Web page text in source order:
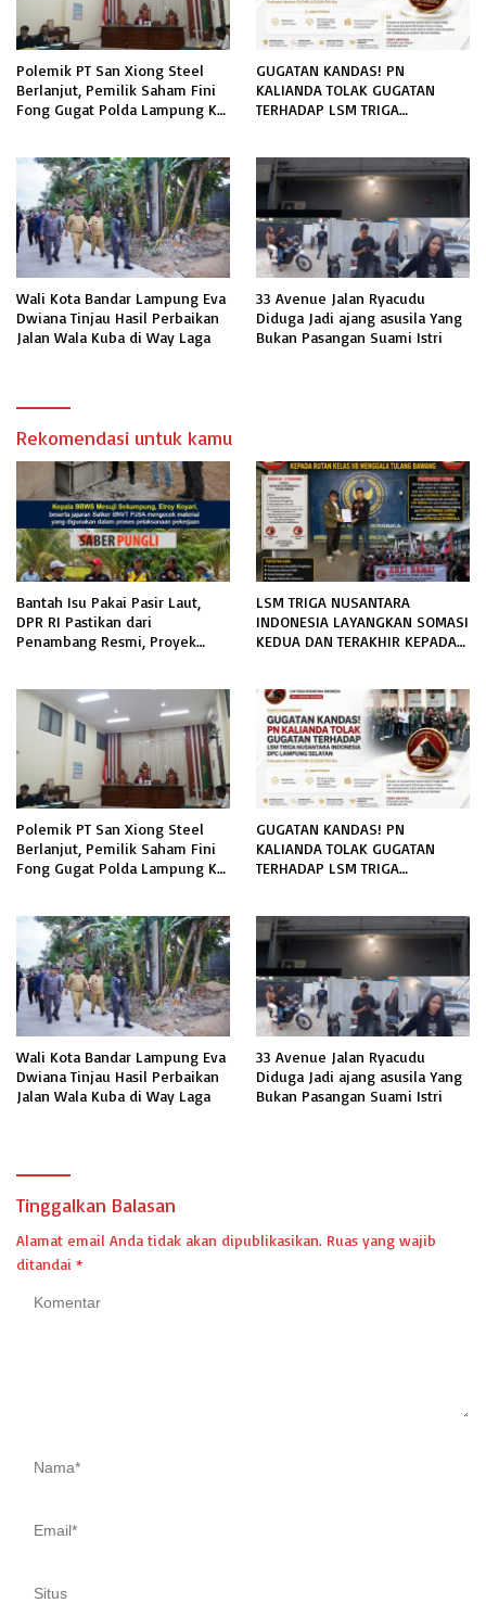
Polemik PT San Xiong Steel
Berlanjut, Pemilik Saham Fini
Fong Gugat Polda Lampung Ke
GUGATAN KANDAS! PN
KALIANDA TOLAK GUGATAN
TERHADAP LSM TRIGA
Wali Kota Bandar Lampung Eva
Dwiana Tinjau Hasil Perbaikan
Jalan Wala Kuba di Way Laga
33 Avenue Jalan Ryacudu
Diduga Jadi ajang asusila Yang
Bukan Pasangan Suami Istri
Rekomendasi untuk kamu
Bantah Isu Pakai Pasir Laut,
DPR RI Pastikan dari
Penambang Resmi, Proyek
LSM TRIGA NUSANTARA
INDONESIA LAYANGKAN SOMASI
KEDUA DAN TERAKHIR KEPADA
INFORMASI PUBLIK
Polemik PT San Xiong Steel
Berlanjut, Pemilik Saham Fini
Fong Gugat Polda Lampung Ke
GUGATAN KANDAS! PN
KALIANDA TOLAK GUGATAN
TERHADAP LSM TRIGA
Wali Kota Bandar Lampung Eva
Dwiana Tinjau Hasil Perbaikan
Jalan Wala Kuba di Way Laga
33 Avenue Jalan Ryacudu
Diduga Jadi ajang asusila Yang
Bukan Pasangan Suami Istri
Tinggalkan Balasan
Alamat email Anda tidak akan dipublikasikan. Ruas yang wajib
ditandai *